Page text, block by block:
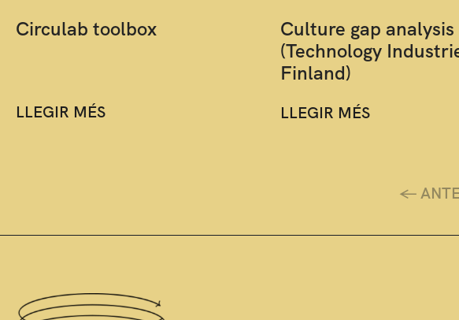
Circulab toolbox
LLEGIR MÉS
Culture gap analysis
(Technology
Finland)
LLEGIR MÉS
<-